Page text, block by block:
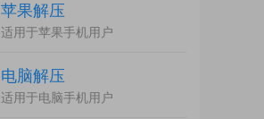
苹果解压
适用于苹果手机用户
电脑解压
适用于电脑手机用户